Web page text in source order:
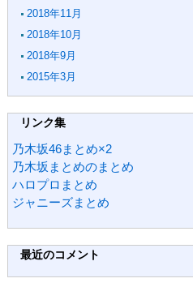
2018年11月
2018年10月
2018年9月
2015年3月
リンク集
乃木坂46まとめ×2
乃木坂まとめのまとめ
ハロプロまとめ
ジャニーズまとめ
最近のコメント